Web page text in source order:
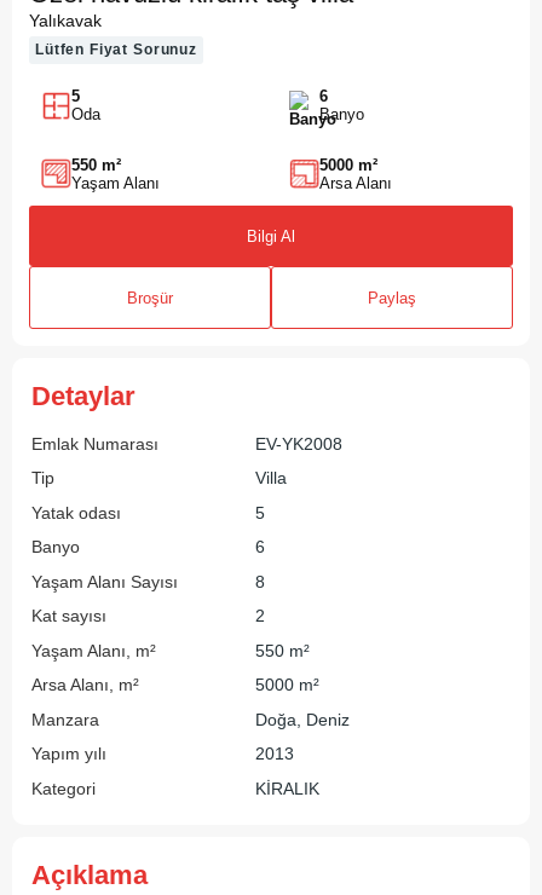
Yalıkavak
Lütfen Fiyat Sorunuz
5
Oda
6
Banyo
550 m²
Yaşam Alanı
5000 m²
Arsa Alanı
Bilgi Al
Broşür Paylaş
Detaylar
Emlak Numarası
EV-YK2008
Tip
Villa
Yatak odası
5
Banyo
6
Yaşam Alanı Sayısı
8
Kat sayısı
2
Yaşam Alanı, m²
550 m²
Arsa Alanı, m²
5000 m²
Manzara
Doğa, Deniz
Yapım yılı
2013
Kategori
KİRALIK
Açıklama